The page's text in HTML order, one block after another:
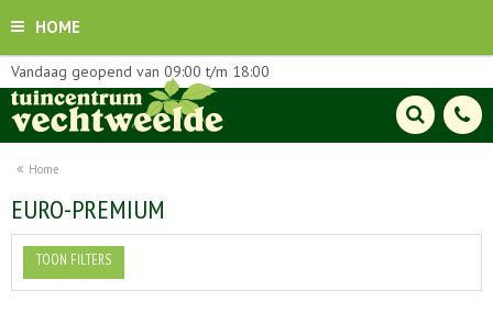
HOME
Home
Vandaag geopend van 09:00 t/m 18:00
EURO-PREMIUM
TOON FILTERS